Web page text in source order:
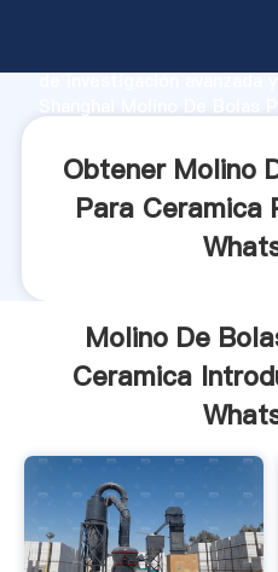
de investigación avanzada
clientes.
Obtener Molino
Para Ceramica
Molino De
Ceramica